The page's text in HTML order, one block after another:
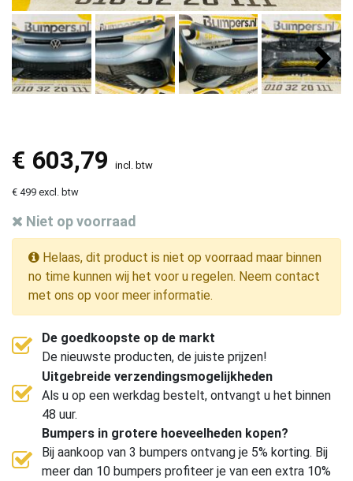
€ 603,79 incl. btw
€ 499 excl. btw
Niet op voorraad
Helaas, dit product is niet op voorraad maar binnen
no time kunnen wij het voor u regelen. Neem contact
met ons op voor meer informatie.
De goedkoopste op de markt
De nieuwste producten, de juiste prijzen!
Uitgebreide verzendingsmogelijkheden
Als u op een werkdag bestelt, ontvangt u het binnen
48 uur.
Bumpers in grotere hoeveelheden kopen?
Bij aankoop van 3 bumpers ontvang je 5% korting. Bij
meer dan 10 bumpers profiteer je van een extra 10%